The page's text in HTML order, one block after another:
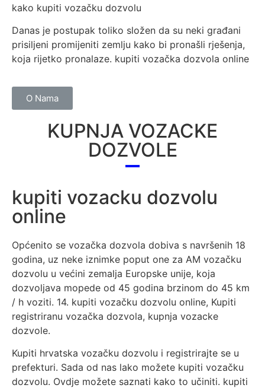
kako kupiti vozačku dozvolu
Danas je postupak toliko složen da su neki građani
prisiljeni promijeniti zemlju kako bi pronašli rješenja,
koja rijetko pronalaze. kupiti vozačka dozvola online
O Nama
KUPNJA VOZACKE
DOZVOLE
kupiti vozacku dozvolu
online
Općenito se vozačka dozvola dobiva s navršenih 18
godina, uz neke iznimke poput one za AM vozačku
dozvolu u većini zemalja Europske unije, koja
dozvoljava mopede od 45 godina brzinom do 45 km
/ h voziti. 14. kupiti vozačku dozvolu online, Kupiti
registriranu vozačka dozvola, kupnja vozacke
dozvole.
Kupiti hrvatska vozačku dozvolu i registrirajte se u
prefekturi. Sada od nas lako možete kupiti vozačku
dozvolu. Ovdje možete saznati kako to učiniti. kupiti